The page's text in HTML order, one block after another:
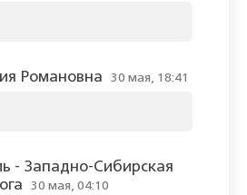
Романовна 30 мая, 18:41
- Западно-Сибирская
30 мая, 04:10